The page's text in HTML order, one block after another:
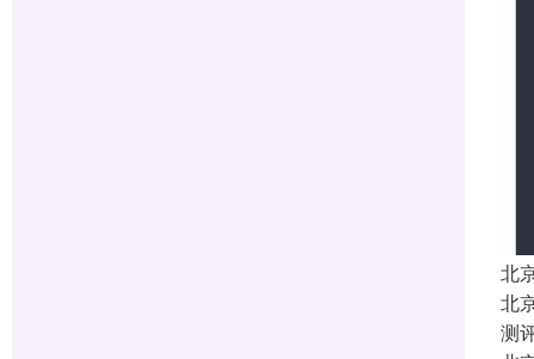
北
北
测